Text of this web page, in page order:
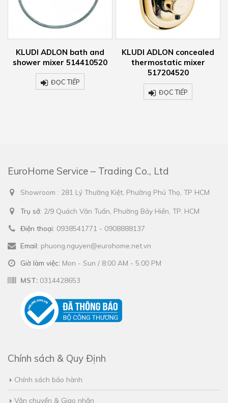
KLUDI ADLON bath and
shower mixer 514410520
ĐỌC TIẾP
KLUDI ADLON concealed
thermostatic mixer
517204520
ĐỌC TIẾP
EuroHome Service – Trading Co., Ltd
Showroom : 281 Lý Thường Kiệt, Phường Phú Thọ, TP HCM
Trụ sở: 2/9 Quách Văn Tuấn, Phường Bảy Hiền, TP. HCM
Điện thoại: 0938541771 - 0908888137
Email: phuong.nguyen@eurohome.net.vn
Giờ làm việc: Mon - Sun / 8:00 AM - 5:00 PM
MST: 0314428653
Chính sách & Quy Định
Chính sách bảo hành
Vận chuyển & Giao nhận